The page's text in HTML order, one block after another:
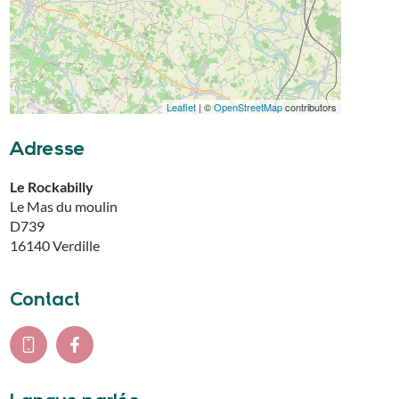
Leaflet| ©OpenStreetMapcontributors
Adresse
Le Rockabilly
Le Mas du moulin
D739
16140Verdille
Contact